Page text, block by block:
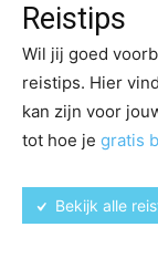
Reistips
Wil jij goed
reistips. Hier
kan zijn voor
tot hoe je gratis
Bekijk alle